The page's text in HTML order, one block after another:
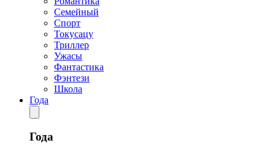
Семейный
Спорт
Токусацу
Триллер
Ужасы
Фантастика
Фэнтези
Школа
Года
Года